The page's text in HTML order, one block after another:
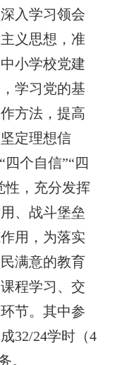
入学习领会
义思想，准
小学校党建
学习党的基
方法，提高
定理想信
个自信”“四
性，充分发挥
、战斗堡垒
用，为落实
满意的教育
程学习、交
节。其中参
32/24学时（4
。